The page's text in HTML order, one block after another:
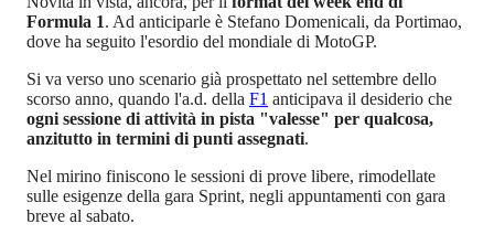
Formula 1. Ad anticiparle è Stefano Domenicali, da Portimao,
dove ha seguito l'esordio del mondiale di MotoGP.
Si va verso uno scenario già prospettato nel settembre dello
scorso anno, quando l'a.d. della F1 anticipava il desiderio che
ogni sessione di attività in pista "valesse" per qualcosa,
anzitutto in termini di punti assegnati.
Nel mirino finiscono le sessioni di prove libere, rimodellate
sulle esigenze della gara Sprint, negli appuntamenti con gara
breve al sabato.